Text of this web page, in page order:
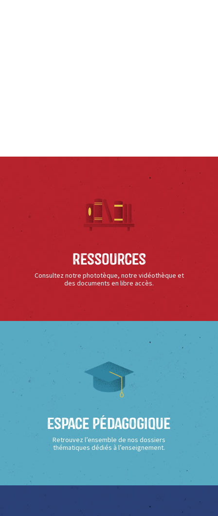
Ressources
Consultez notre phototèque, notre vidéothèque et
des documents en libre accès.
Espace Pédagogique
Retrouvez l’ensemble de nos dossiers
thématiques dédiés à l’enseignement.